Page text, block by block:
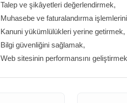
Talep ve şikâyetleri değerlendirmek,
Muhasebe ve faturalandırma
Kanuni yükümlülükleri yerine getirmek,
Bilgi güvenliğini sağlamak,
Web sitesinin performansını